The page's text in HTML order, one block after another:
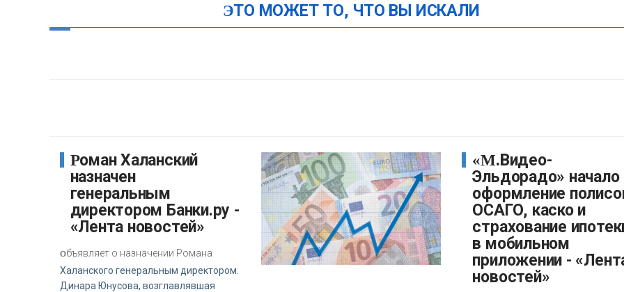
ЭТО МОЖЕТ ТО, ЧТО ВЫ ИСКАЛИ
Роман Халанский
назначен
генеральным
директором Банки.ру -
«Лента новостей»
объявляет о назначении Романа
Халанского генеральным директором.
Динара Юнусова, возглавлявшая
«М.Видео-
Эльдорадо» начало
оформление
ОСАГО, каско и
страхование
в мобильном
приложении -
новостей»